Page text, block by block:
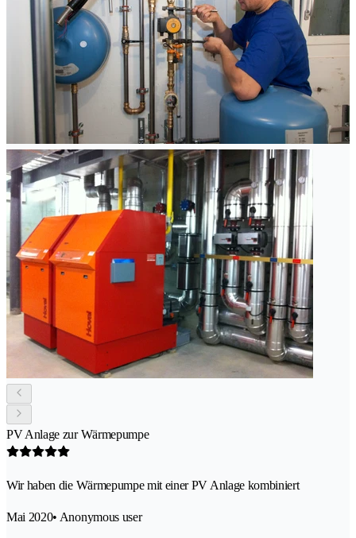
PV Anlage zur Wärmepumpe
Wir haben die Wärmepumpe mit einer PV Anlage kombiniert
Mai 2020• Anonymous user